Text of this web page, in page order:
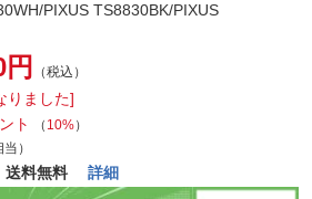
PIXUS TS8830BK/PIXUS
（税込）
りました]
ト （ 10%）
）
送料無料 詳細